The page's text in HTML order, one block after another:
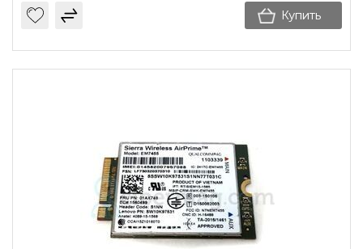
Купить